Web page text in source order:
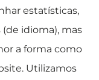
estatísticas,
(de idioma), mas
a forma como
Utilizamos